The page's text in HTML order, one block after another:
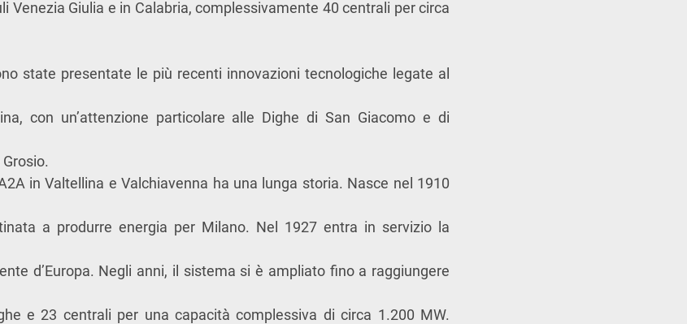
Venezia Giulia e in Calabria, complessivamente 40 centrali per circa
state presentate le più recenti innovazioni tecnologiche legate al
con un’attenzione particolare alle Dighe di San Giacomo e di
in Valtellina e Valchiavenna ha una lunga storia. Nasce nel 1910
a produrre energia per Milano. Nel 1927 entra in servizio la
d’Europa. Negli anni, il sistema si è ampliato fino a raggiungere
e 23 centrali per una capacità complessiva di circa 1.200 MW.